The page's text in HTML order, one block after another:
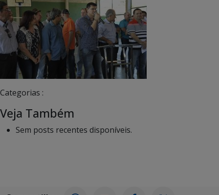
Categorias :
Veja Também
Sem posts recentes disponíveis.